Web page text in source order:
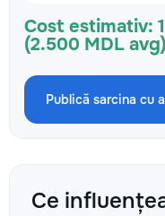
Cost estimativ:
(2.500 MDL avg)
Publică sarcina cu
Ce